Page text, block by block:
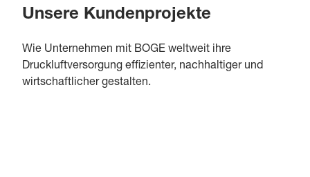
Unsere Kundenprojekte
Wie Unternehmen mit BOGE weltweit ihre
Druckluftversorgung effizienter, nachhaltiger und
wirtschaftlicher gestalten.